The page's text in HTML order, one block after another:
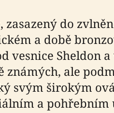
do
a době
vesnice Sheldon
ale
svým širokým
a pohřebním